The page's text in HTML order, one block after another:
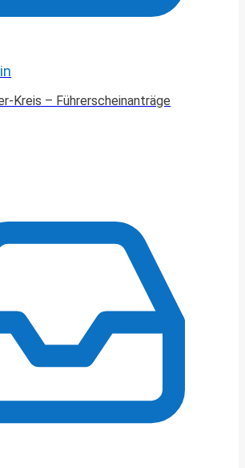
Kreis – Führerscheinanträge